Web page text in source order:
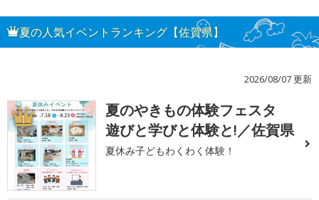
夏の人気イベントランキング【佐賀県】
2026/08/07 更新
1
夏のやきもの体験フェスタ
遊びと学びと体験と!／佐賀県
夏休み子どもわくわく体験！